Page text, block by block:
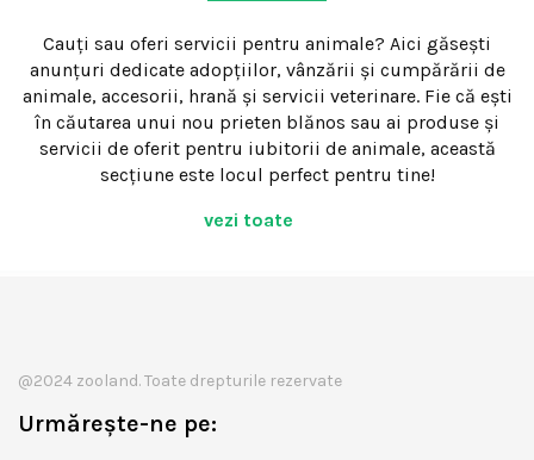
Cauți sau oferi servicii pentru animale? Aici găsești
anunțuri dedicate adopțiilor, vânzării și cumpărării de
animale, accesorii, hrană și servicii veterinare. Fie că ești
în căutarea unui nou prieten blănos sau ai produse și
servicii de oferit pentru iubitorii de animale, această
secțiune este locul perfect pentru tine!
vezi toate
@2024 zooland. Toate drepturile rezervate
Urmărește-ne pe: